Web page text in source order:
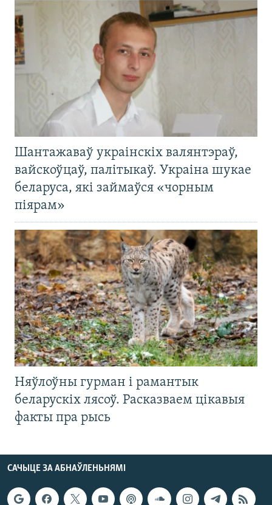
Шантажаваў украінскіх валянтэраў,
вайскоўцаў, палітыкаў. Украіна шукае
беларуса, які займаўся «чорным
піярам»
Няўлоўны гурман і рамантык
беларускіх лясоў. Расказваем цікавыя
факты пра рысь
САЧЫЦЕ ЗА АБНАЎЛЕНЬНЯМІ